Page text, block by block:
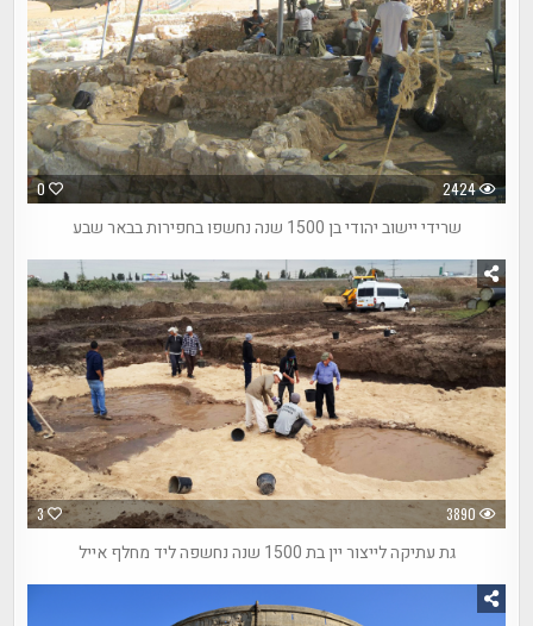
0 2424
שרידי יישוב יהודי בן 1500 שנה נחשפו בחפירות בבאר שבע
3 3890
גת עתיקה לייצור יין בת 1500 שנה נחשפה ליד מחלף אייל